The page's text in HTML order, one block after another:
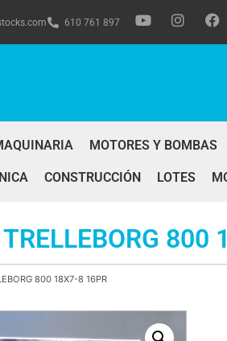
610 761 897
MOTORES Y BOMBAS
CONSTRUCCIÓN LOTES
800
800 18X7-8 16PR